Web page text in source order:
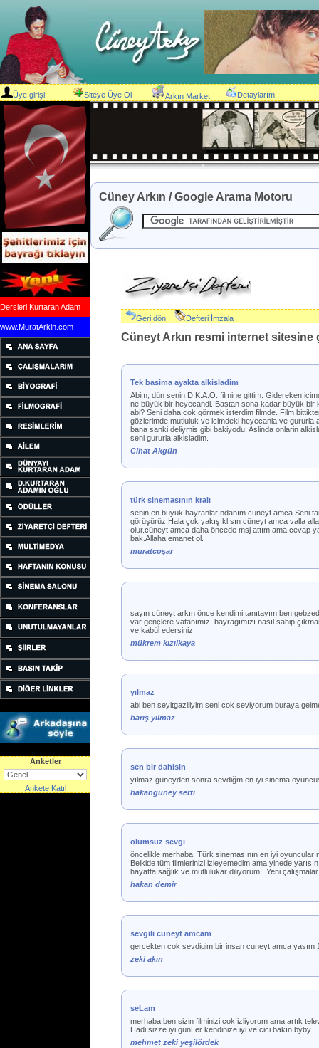
Üye girişi Siteye Üye Ol Arkın Market Detaylarım
Dersleri Kurtaran Adam
www.MuratArkin.com
Anketler
Ankete Katıl
Cüney Arkın / Google Arama Motoru
Geri dön Defteri İmzala
Cüneyt Arkın resmi internet
Tek basima ayakta alkisladim
Abim, dün senin D.K.A.O. filmine gittim. Gidereken
ne büyük bir heyecandi. Bastan sona kadar büyük bir
abi? Seni daha cok görmek isterdim filmde. Film
gözlerimde mutluluk ve icimdeki heyecanla ve
bana sanki deliymis gibi bakiyodu. Aslinda onlarin
seni gururla alkisladim.
Cihat Akgün
türk sinemasının kralı
senin en büyük hayranlarındanım cüneyt amca.Seni
görüşürüz.Hala çok yakışıklısın cüneyt amca valla
olur.cüneyt amca daha öncede msj attım ama cevap
bak.Allaha emanet ol.
muratcoşar
sayın cüneyt arkın önce kendimi tanıtayım ben
var gençlere vatanımızı bayragımızı nasıl sahip
ve kabül edersiniz
mükrem kızılkaya
yılmaz
abi ben seyitgaziliyim seni cok seviyorum buraya
barış yılmaz
sen bir dahisin
yılmaz güneyden sonra sevdiğm en iyi sinema
hakanguney serti
ölümsüz sevgi
öncelikle merhaba. Türk sinemasının en iyi
Belkide tüm filmlerinizi izleyemedim ama yinede
hayatta sağlık ve mutlulukar diliyorum.. Yeni
hakan demir
sevgili cuneyt amcam
gercekten cok sevdigim bir insan cuneyt amca yasım
zeki akın
seLam
merhaba ben sizin filminizi cok izliyorum ama artık
Hadi sizze iyi günLer kendinize iyi ve cici bakın byby
mehmet zeki yeşilördek